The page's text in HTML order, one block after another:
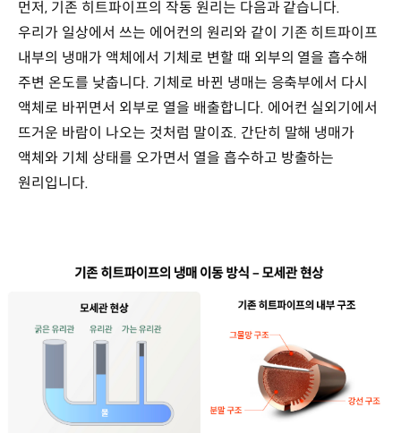
먼저, 기존 히트파이프의 작동 원리는 다음과 같습니다.
우리가 일상에서 쓰는 에어컨의 원리와 같이 기존 히트파이프
내부의 냉매가 액체에서 기체로 변할 때 외부의 열을 흡수해
주변 온도를 낮춥니다. 기체로 바뀐 냉매는 응축부에서 다시
액체로 바뀌면서 외부로 열을 배출합니다. 에어컨 실외기에서
뜨거운 바람이 나오는 것처럼 말이죠. 간단히 말해 냉매가
액체와 기체 상태를 오가면서 열을 흡수하고 방출하는
원리입니다.